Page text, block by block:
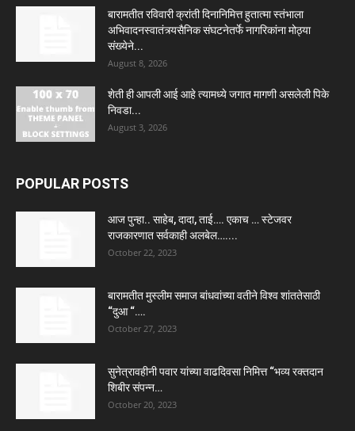
बारामतीत रविवारी क्रांती दिनानिमित्त हुतात्मा स्तंभाला
अभिवादनस्वातंत्र्यसैनिक संघटनेतर्फे नागरिकांना मोठ्या
संख्येने...
August 8, 2026
शेती ही आपली आई आहे त्यामध्ये जगात मागणी असलेली पिके
निवडा...
August 3, 2026
POPULAR POSTS
आज पुन्हा.. साहेब, दादा, ताई…. एकाच … स्टेजवर
राजकारणात सर्वकाही अलबेल…....
October 22, 2023
बारामतीत मुस्लीम समाज बांधवांच्या वतीने विश्व शांततेसाठी
“दुआ “….
October 27, 2023
सुनेत्रावहीनी पवार यांच्या वाढदिवसा निमित्त “भव्य रक्तदान
शिबीर संपन्न…
October 20, 2023